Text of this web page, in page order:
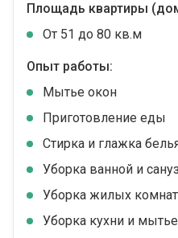
Площадь квартиры
От 51 до 80 кв.м
Опыт работы:
Мытье окон
Приготовление еды
Стирка и глажка
Уборка ванной и
Уборка жилых комнат
Уборка кухни и